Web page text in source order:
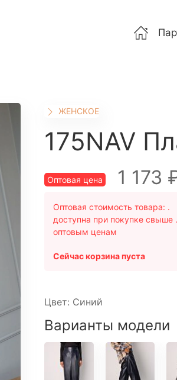
175NAV
ЖЕНСКОЕ
Оптовая цена 1 173
Оптовая стоимость товара: .
доступна при покупке свыше
оптовым ценам
Сейчас корзина пуста
Цвет: Синий
Варианты модели